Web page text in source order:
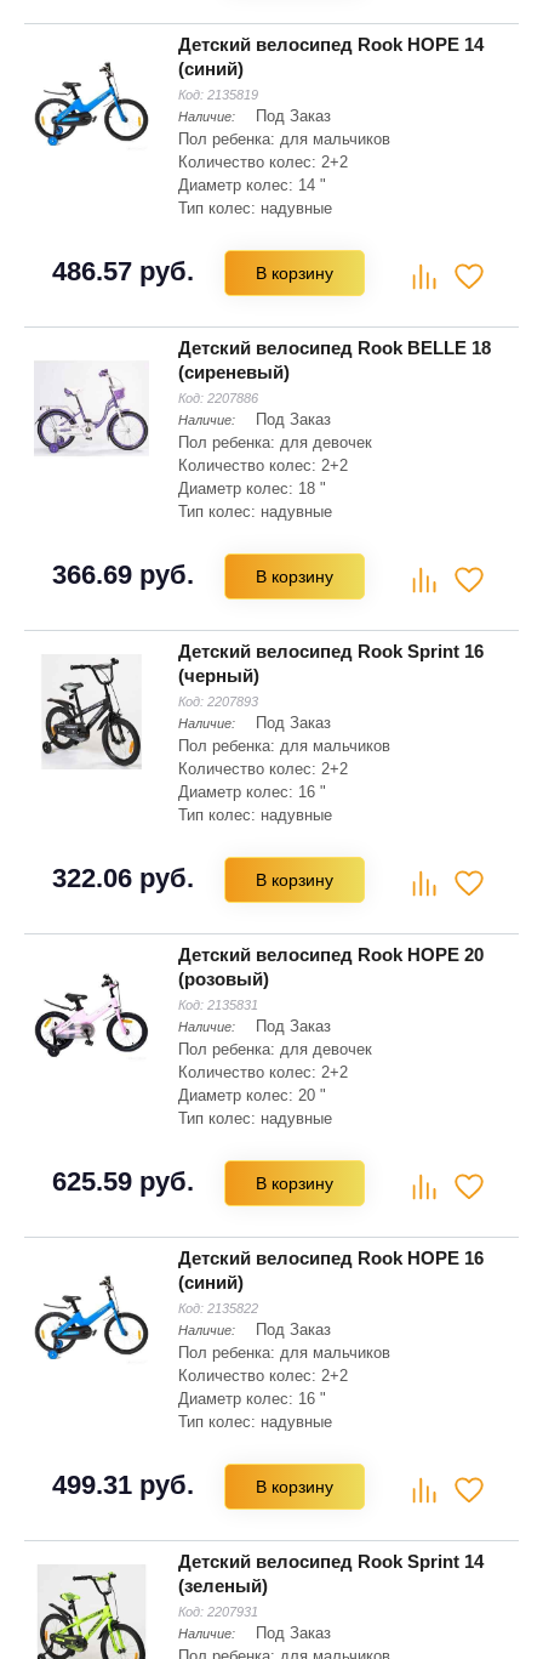
Детский велосипед Rook HOPE 14
(синий)
Код: 2135819
Наличие:
Под Заказ
Пол ребенка: для мальчиков
Количество колес: 2+2
Диаметр колес: 14 "
Тип колес: надувные
Складная рама: нет
Тип вилки: жесткая
486.57 руб. В корзину
Детский велосипед Rook BELLE 18
(сиреневый)
Код: 2207886
Наличие:
Под Заказ
Пол ребенка: для девочек
Количество колес: 2+2
Диаметр колес: 18 "
Тип колес: надувные
Складная рама: нет
Тип вилки: жесткая
366.69 руб. В корзину
Детский велосипед Rook Sprint 16
(черный)
Код: 2207893
Наличие:
Под Заказ
Пол ребенка: для мальчиков
Количество колес: 2+2
Диаметр колес: 16 "
Тип колес: надувные
Складная рама: нет
Тип вилки: жесткая
322.06 руб. В корзину
Детский велосипед Rook HOPE 20
(розовый)
Код: 2135831
Наличие:
Под Заказ
Пол ребенка: для девочек
Количество колес: 2+2
Диаметр колес: 20 "
Тип колес: надувные
Складная рама: нет
Тип вилки: жесткая
625.59 руб. В корзину
Детский велосипед Rook HOPE 16
(синий)
Код: 2135822
Наличие:
Под Заказ
Пол ребенка: для мальчиков
Количество колес: 2+2
Диаметр колес: 16 "
Тип колес: надувные
Складная рама: нет
Тип вилки: жесткая
499.31 руб. В корзину
Детский велосипед Rook Sprint 14
(зеленый)
Код: 2207931
Наличие:
Под Заказ